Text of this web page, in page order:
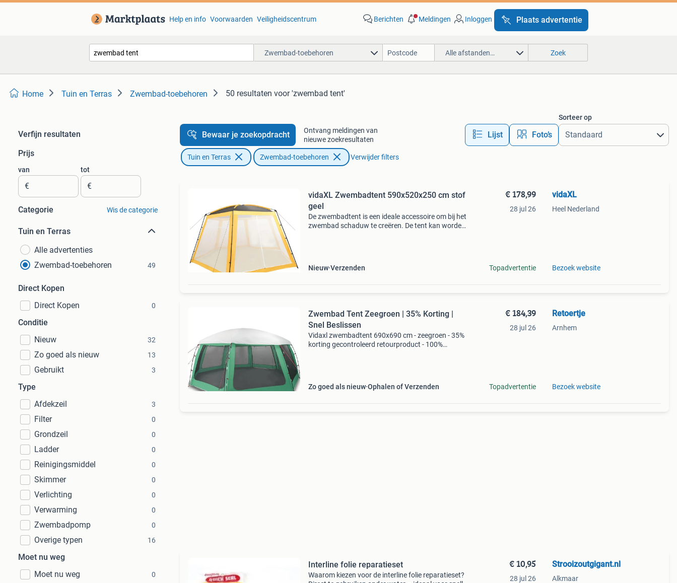
Help en info Voorwaarden Veiligheidscentrum Berichten Meldingen Inloggen Plaats advertentie
Zwembad-toebehoren Alle afstanden… Zoek
Home Tuin en Terras Zwembad-toebehoren 50 resultaten voor 'zwembad tent'
Verfijn resultaten
Prijs
van
€
tot
€
Categorie Wis de categorie
Tuin en Terras
Alle advertenties
Zwembad-toebehoren
49
Direct Kopen
Direct Kopen
0
Conditie
Nieuw
32
Zo goed als nieuw 13
Gebruikt 3
Type
Afdekzeil
3
Filter 0
Grondzeil 0
Ladder 0
Reinigingsmiddel 0
Skimmer 0
Verlichting 0
Verwarming 0
Zwembadpomp 0
Overige typen 16
Moet nu weg
Moet nu weg
0
Bewaar je zoekopdracht
Ontvang meldingen van
nieuwe zoekresultaten
Lijst Foto’s
Sorteer op
Tuin en Terras Zwembad-toebehoren Verwijder filters
vidaXL Zwembadtent 590x520x250 cm stof
geel
De zwembadtent is een ideale accessoire om bij het
zwembad schaduw te creëren. De tent kan worden
Nieuw Verzenden
€ 178,99
28 jul 26
Topadvertentie
vidaXL
Heel Nederland
Bezoek website
Zwembad Tent Zeegroen | 35% Korting |
Snel Beslissen
Vidaxl zwembadtent 690x690 cm - zeegroen - 35%
korting gecontroleerd retourproduct - 100%
Zo goed als nieuw Ophalen of Verzenden
€ 184,39
28 jul 26
Topadvertentie
Retoertje
Arnhem
Bezoek website
Interline folie reparatieset
Waarom kiezen voor de interline folie reparatieset?
€ 10,95
28 jul 26
Strooizoutgigant.nl
Alkmaar